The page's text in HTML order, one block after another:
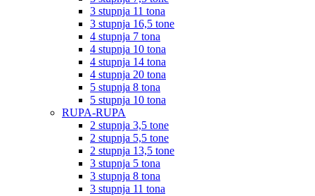
3 stupnja 11 tona
3 stupnja 16,5 tone
4 stupnja 7 tona
4 stupnja 10 tona
4 stupnja 14 tona
4 stupnja 20 tona
5 stupnja 8 tona
5 stupnja 10 tona
RUPA-RUPA
2 stupnja 3,5 tone
2 stupnja 5,5 tone
2 stupnja 13,5 tone
3 stupnja 5 tona
3 stupnja 8 tona
3 stupnja 11 tona